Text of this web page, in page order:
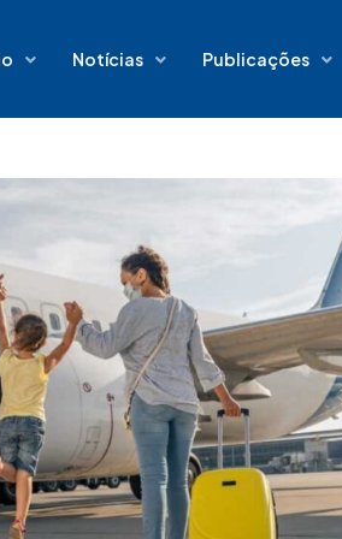
Notícias Publicações